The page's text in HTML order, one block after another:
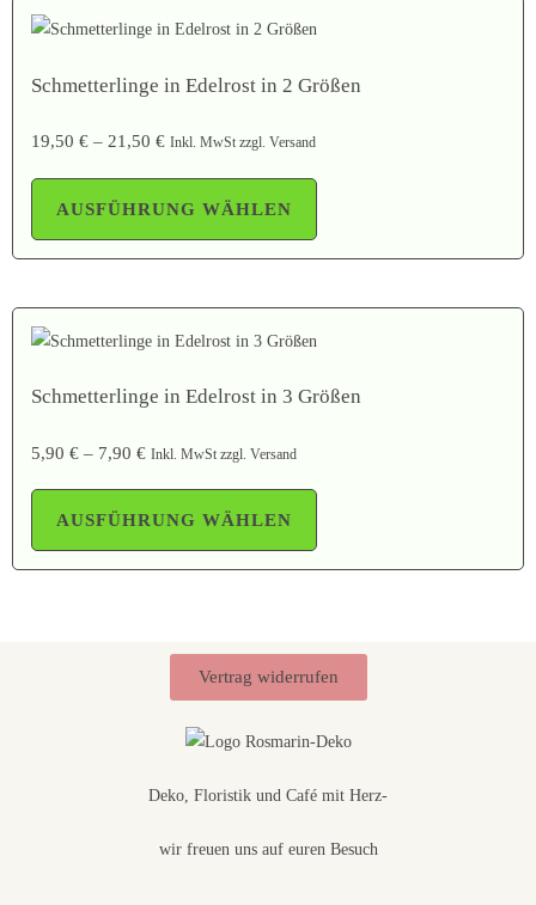
Schmetterlinge in Edelrost in 2 Größen
19,50 € – 21,50 € Inkl. MwSt zzgl. Versand
AUSFÜHRUNG WÄHLEN
Schmetterlinge in Edelrost in 3 Größen
5,90 € – 7,90 € Inkl. MwSt zzgl. Versand
AUSFÜHRUNG WÄHLEN
Vertrag widerrufen
Deko, Floristik und Café mit Herz-
wir freuen uns auf euren Besuch